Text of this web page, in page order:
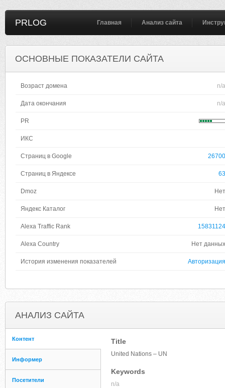
PRLOG Главная Анализ сайта
ОСНОВНЫЕ ПОКАЗАТЕЛИ САЙТА
Возраст домена n/a
Дата окончания n/a
PR
ИКС
Страниц в Google 26700
Страниц в Яндексе 63
Dmoz Нет
Яндекс Каталог Нет
Alexa Traffic Rank 15831124
Alexa Country Нет данных
История изменения показателей Авторизация
АНАЛИЗ САЙТА
Контент
Информер
Посетители
Title
United Nations – UN
Keywords
n/a